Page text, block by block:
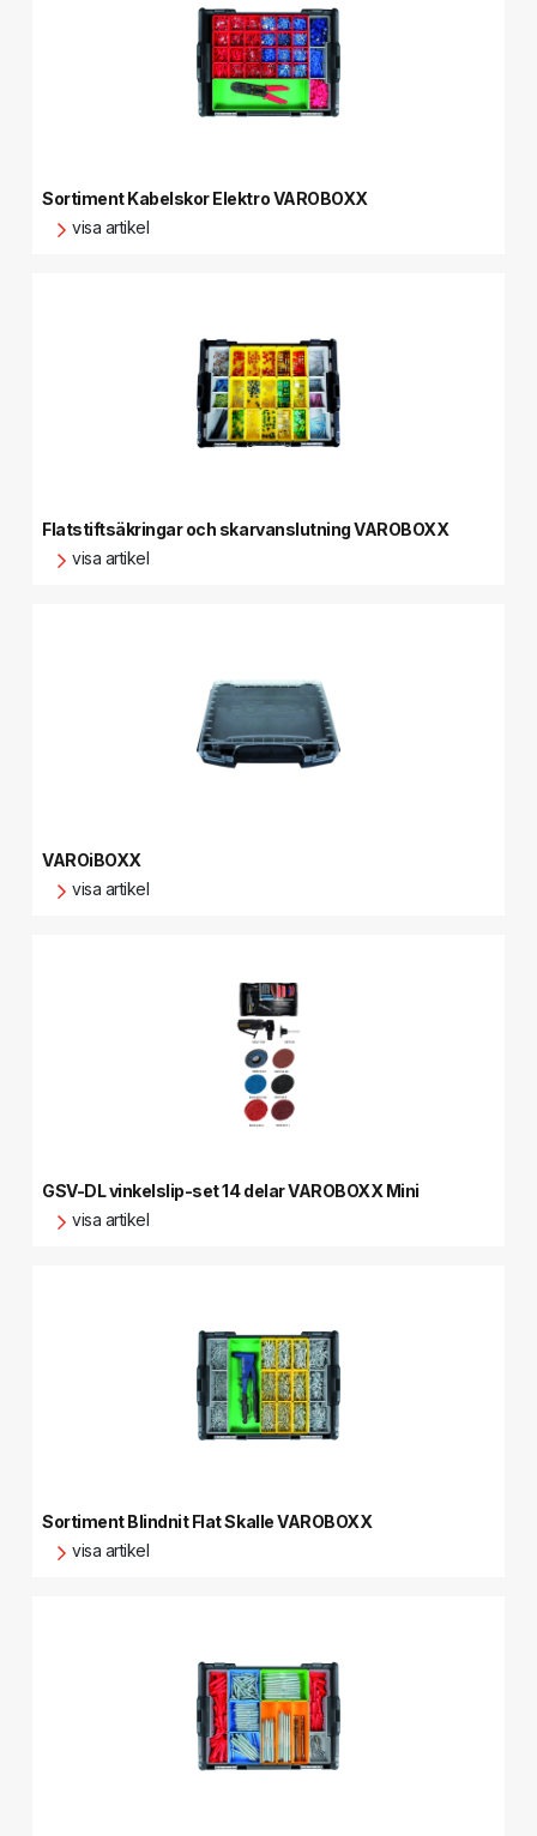
Sortiment Kabelskor Elektro VAROBOXX
visa artikel
Flatstiftsäkringar och skarvanslutning VAROBOXX
visa artikel
VAROiBOXX
visa artikel
GSV-DL vinkelslip-set 14 delar VAROBOXX Mini
visa artikel
Sortiment Blindnit Flat Skalle VAROBOXX
visa artikel